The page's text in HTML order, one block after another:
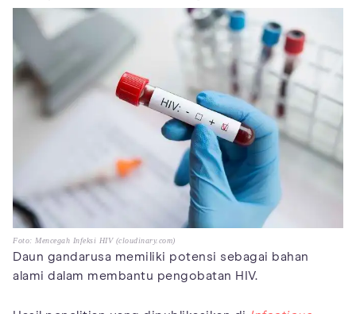
Foto: Mencegah Infeksi HIV (cloudinary.com)
Daun gandarusa memiliki potensi sebagai bahan
alami dalam membantu pengobatan HIV.